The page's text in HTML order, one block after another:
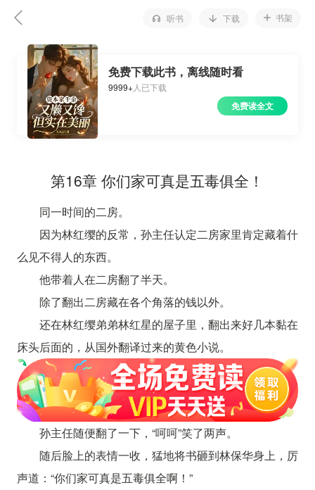
听书 下载 书架
免费下载此书，离线随时看
9999+人已下载
免费读全文
第16章 你们家可真是五毒俱全！
同一时间的二房。
因为林红缨的反常，孙主任认定二房家里肯定藏着什
么见不得人的东西。
他带着人在二房翻了半天。
除了翻出二房藏在各个角落的钱以外。
还在林红缨弟弟林红星的屋子里，翻出来好几本黏在
床头后面的，从国外翻译过来的黄色小说。
孙主任随便翻了一下，“呵呵”笑了两声。
随后脸上的表情一收，猛地将书砸到林保华身上，厉
声道：“你们家可真是五毒俱全啊！”